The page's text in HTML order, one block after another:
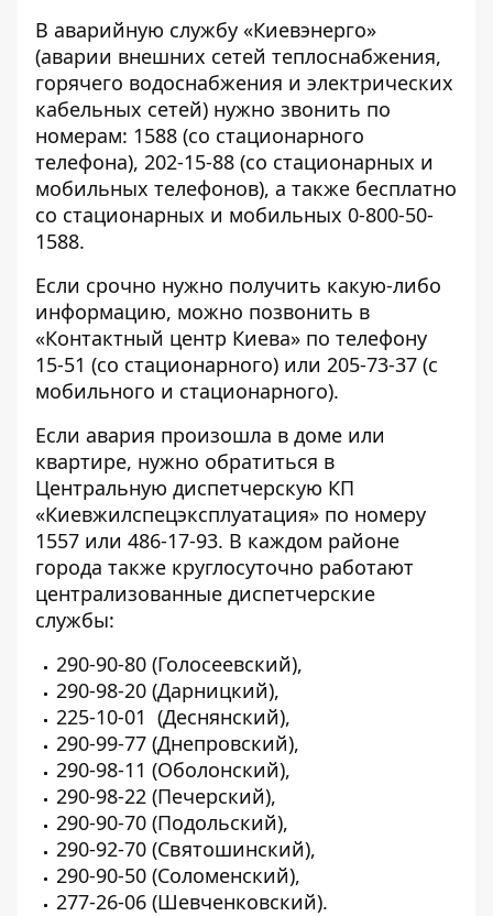
В аварийную службу «Киевэнерго»
(аварии внешних сетей теплоснабжения,
горячего водоснабжения и электрических
кабельных сетей) нужно звонить по
номерам: 1588 (со стационарного
телефона), 202-15-88 (со стационарных и
мобильных телефонов), а также бесплатно
со стационарных и мобильных 0-800-50-
1588.
Если срочно нужно получить какую-либо
информацию, можно позвонить в
«Контактный центр Киева» по телефону
15-51 (со стационарного) или 205-73-37 (с
мобильного и стационарного).
Если авария произошла в доме или
квартире, нужно обратиться в
Центральную диспетчерскую КП
«Киевжилспецэксплуатация» по номеру
1557 или 486-17-93. В каждом районе
города также круглосуточно работают
централизованные диспетчерские
службы:
290-90-80 (Голосеевский),
290-98-20 (Дарницкий),
225-10-01 (Деснянский),
290-99-77 (Днепровский),
290-98-11 (Оболонский),
290-98-22 (Печерский),
290-90-70 (Подольский),
290-92-70 (Святошинский),
290-90-50 (Соломенский),
277-26-06 (Шевченковский).